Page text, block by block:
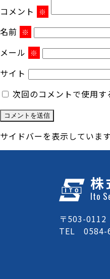
コメント ※
名前 ※
メール ※
サイト
次回のコメントで使用す
サイドバーを表示しています
株
Ito
〒503-
TEL 0584-